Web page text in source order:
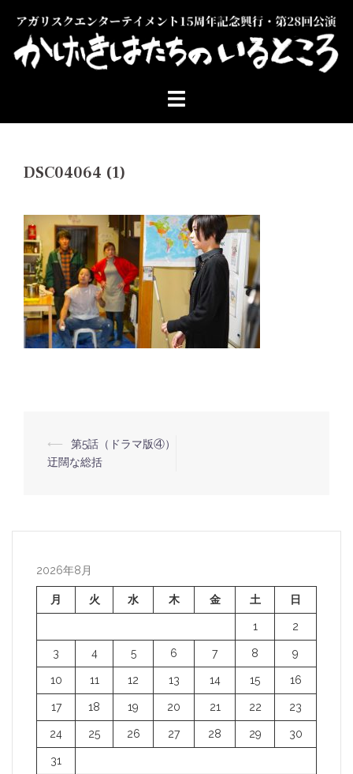
DSC04064 (1)
投
ビ
ー
シ
ョ
ン
⟵
第5話（ドラマ版④）
迂闊な総括
2026年8月
月 火 水 木 金 土 日
1 2
3 4 5 6 7 8 9
10 11 12 13 14 15 16
17 18 19 20 21 22 23
24 25 26 27 28 29 30
31